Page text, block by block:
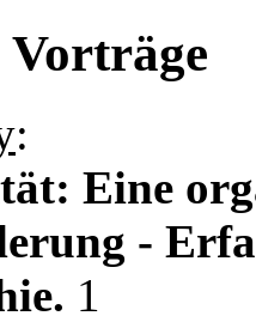
Vorträge
:
Eine
-
1